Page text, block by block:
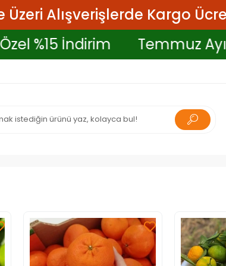
Üzeri Alışverişlerde Kargo
Özel %15 İndirim